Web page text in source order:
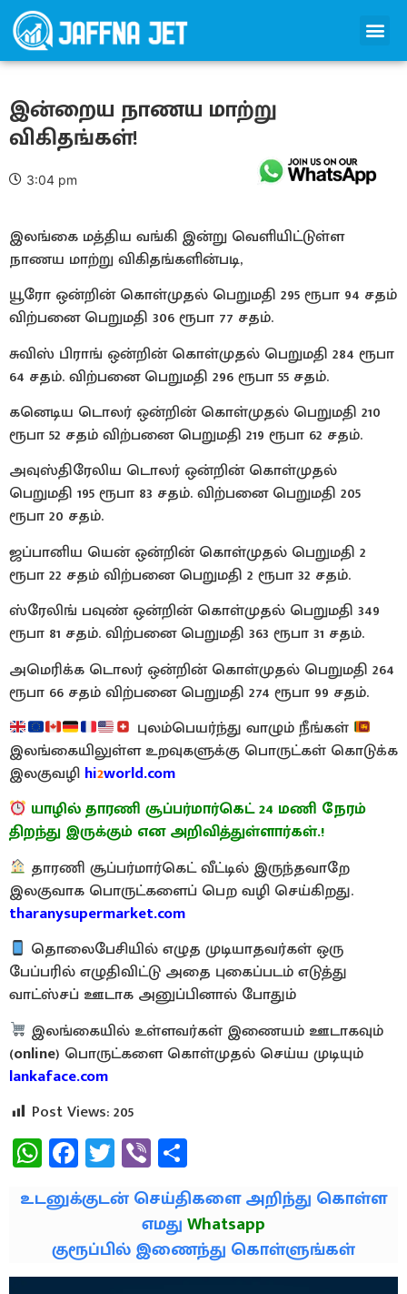
இன்றைய நாணய மாற்று
விகிதங்கள்!
3:04 pm
இலங்கை மத்திய வங்கி இன்று வெளியிட்டுள்ள
நாணய மாற்று விகிதங்களின்படி,
யூரோ ஒன்றின் கொள்முதல் பெறுமதி 295 ரூபா 94 சதம்
விற்பனை பெறுமதி 306 ரூபா 77 சதம்.
சுவிஸ் பிராங் ஒன்றின் கொள்முதல் பெறுமதி 284 ரூபா
64 சதம். விற்பனை பெறுமதி 296 ரூபா 55 சதம்.
கனெடிய டொலர் ஒன்றின் கொள்முதல் பெறுமதி 210
ரூபா 52 சதம் விற்பனை பெறுமதி 219 ரூபா 62 சதம்.
அவுஸ்திரேலிய டொலர் ஒன்றின் கொள்முதல்
பெறுமதி 195 ரூபா 83 சதம். விற்பனை பெறுமதி 205
ரூபா 20 சதம்.
ஜப்பானிய யென் ஒன்றின் கொள்முதல் பெறுமதி 2
ரூபா 22 சதம் விற்பனை பெறுமதி 2 ரூபா 32 சதம்.
ஸ்ரேலிங் பவுண் ஒன்றின் கொள்முதல் பெறுமதி 349
ரூபா 81 சதம். விற்பனை பெறுமதி 363 ரூபா 31 சதம்.
அமெரிக்க டொலர் ஒன்றின் கொள்முதல் பெறுமதி 264
ரூபா 66 சதம் விற்பனை பெறுமதி 274 ரூபா 99 சதம்.
புலம்பெயர்ந்து வாழும் நீங்கள்
இலங்கையிலுள்ள உறவுகளுக்கு பொருட்கள் கொடுக்க
இலகுவழி hi2world.com
யாழில் தாரணி சூப்பர்மார்கெட் 24 மணி நேரம்
திறந்து இருக்கும் என அறிவித்துள்ளார்கள்.!
தாரணி சூப்பர்மார்கெட் வீட்டில் இருந்தவாறே
இலகுவாக பொருட்களைப் பெற வழி செய்கிறது.
tharanysupermarket.com
தொலைபேசியில் எழுத முடியாதவர்கள் ஒரு
பேப்பரில் எழுதிவிட்டு அதை புகைப்படம் எடுத்து
வாட்ஸ்சப் ஊடாக அனுப்பினால் போதும்
இலங்கையில் உள்ளவர்கள் இணையம் ஊடாகவும்
(online) பொருட்களை கொள்முதல் செய்ய முடியும்
lankaface.com
Post Views:205
WhatsApp
Facebook
Twitter
Viber
உடனுக்குடன் செய்திகளை அறிந்து கொள்ள
எமதுWhatsapp
குரூப்பில் இணைந்து கொள்ளுங்கள்